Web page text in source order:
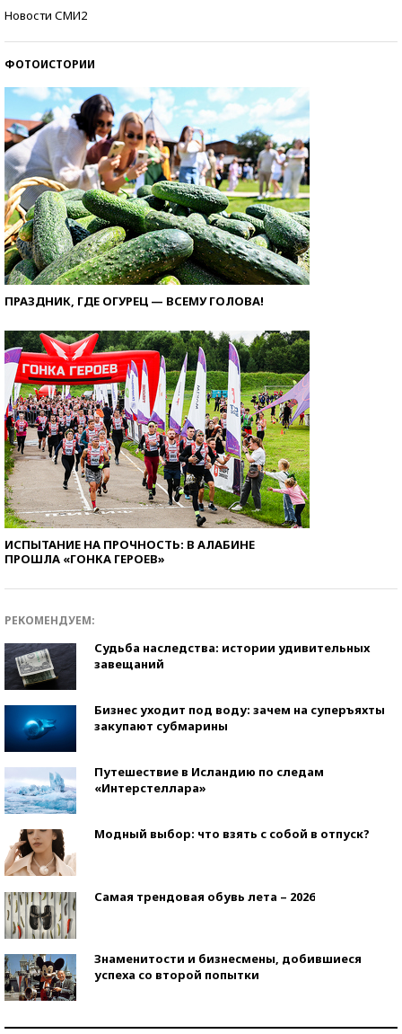
Новости СМИ2
ФОТОИСТОРИИ
ПРАЗДНИК, ГДЕ ОГУРЕЦ — ВСЕМУ ГОЛОВА!
ИСПЫТАНИЕ НА ПРОЧНОСТЬ: В АЛАБИНЕ
ПРОШЛА «ГОНКА ГЕРОЕВ»
РЕКОМЕНДУЕМ:
Судьба наследства: истории удивительных
завещаний
Бизнес уходит под воду: зачем на суперъяхты
закупают субмарины
Путешествие в Исландию по следам
«Интерстеллара»
Модный выбор: что взять с собой в отпуск?
Самая трендовая обувь лета – 2026
Знаменитости и бизнесмены, добившиеся
успеха со второй попытки